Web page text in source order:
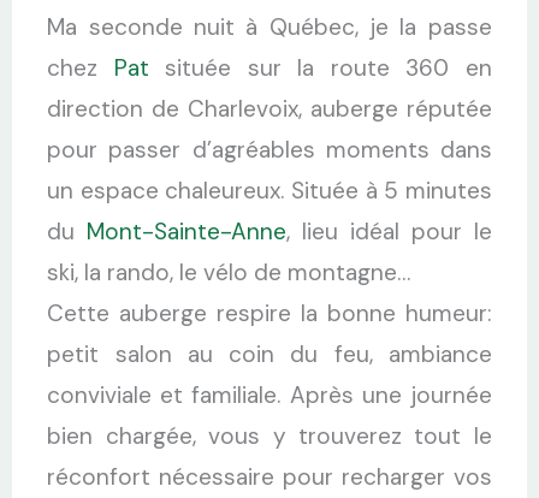
Ma seconde nuit à Québec, je la passe
chez Pat située sur la route 360 en
direction de Charlevoix, auberge réputée
pour passer d’agréables moments dans
un espace chaleureux. Située à 5 minutes
du Mont-Sainte-Anne, lieu idéal pour le
ski, la rando, le vélo de montagne…
Cette auberge respire la bonne humeur:
petit salon au coin du feu, ambiance
conviviale et familiale. Après une journée
bien chargée, vous y trouverez tout le
réconfort nécessaire pour recharger vos